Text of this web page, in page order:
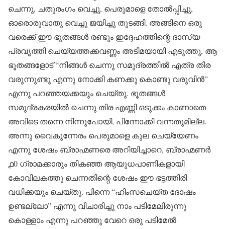
ചെന്നു, ചതുരംഗം വെച്ചു, പെരുമാളെ തോൽപ്പിച്ചു,
ഓരൊരുവാതു വെച്ചു ജയിച്ചു തുടങ്ങി. അങ്ങിനെ ഒരു
വരെക്ക് ഈ ഭൂതങ്ങൾ രണ്ടും ഇദ്ദേഹത്തിന്റെ ദാസ്യ
പ്രവൃത്തി ചെയ്യത്തക്കവണ്ണം അടിമയായി എടുത്തു, ആ
ഭൂതങ്ങളോട് “നിങ്ങൾ ചെന്നു സമുദ്രത്തിൽ എത്ര തിര
വരുന്നുണ്ടു എന്നു നോക്കി കണക്കു കൊണ്ടു വരുവിൻ”
എന്നു പറഞ്ഞയക്കയും ചെയ്തു. ഭൂതങ്ങൾ
സമുദ്രകരയിൽ ചെന്നു തിര എണ്ണി ഒടുക്കം കാണാതെ
അവിടെ തന്നെ നിന്നുപോയി, പിന്നോക്കി വന്നതുമില്ല.
അന്നു വൈകുന്നേരം പെരുമാളെ കുല ചെയ്യേണം
എന്നു ശേഷം ബ്രാഹ്മണരെ അറിയിച്ചാറെ, ബ്രാഹ്മണർ
൧0 ഗ്രാമക്കാരും തികഞ്ഞ ആയുധപാണികളായി
കോവിലകത്തു ചെന്നതിന്റെ ശേഷം ഈ ഭട്ടത്തിരി
വധിക്കയും ചെയ്തു. പിന്നെ “ഹിംസചെയ്ത ദോഷം
ഉണ്ടല്ലോ” എന്നു വിചാരിച്ചു നാം പടിമേലിരുന്നു
കൊള്ളാം എന്നു പറഞ്ഞു വേറെ ഒരു പടിമേൽ